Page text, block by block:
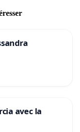
avec la